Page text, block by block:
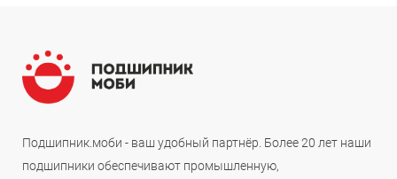
Подшипник.моби - ваш удобный партнёр. Более 20 лет наши
подшипники обеспечивают промышленную,